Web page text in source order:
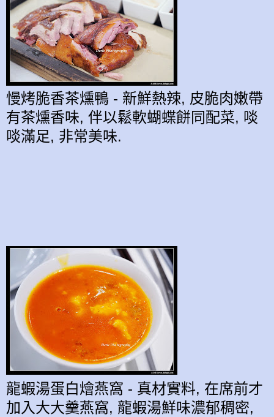
慢烤脆香茶燻鴨 - 新鮮熱辣, 皮脆肉嫩帶
有茶燻香味, 伴以鬆軟蝴蝶餅同配菜, 啖
啖滿足, 非常美味.
龍蝦湯蛋白燴燕窩 - 真材實料, 在席前才
加入大大羹燕窩, 龍蝦湯鮮味濃郁稠密,